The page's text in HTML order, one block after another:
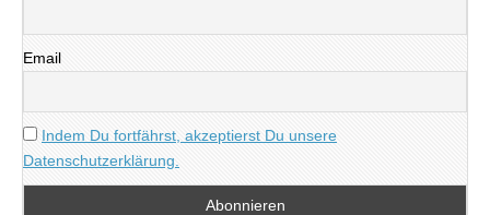
Email
Indem Du fortfährst, akzeptierst Du unsere
Datenschutzerklärung.